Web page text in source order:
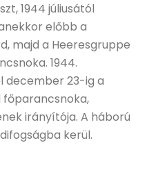
1944 júliusától
előbb a
majd a Heeresgruppe
1944.
23-ig a
főparancsnoka,
irányítója. A háború
kerül.